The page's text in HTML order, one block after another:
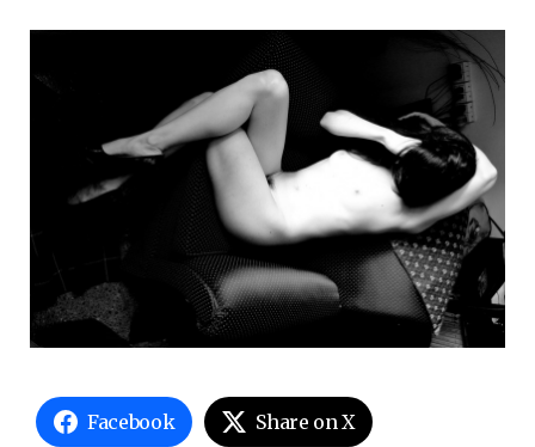
Facebook Share on X